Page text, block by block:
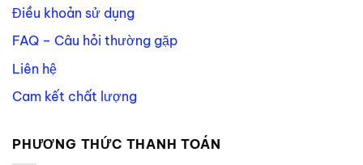
Điều khoản sử dụng
FAQ – Câu hỏi thường gặp
Liên hệ
Cam kết chất lượng
PHƯƠNG THỨC THANH TOÁN